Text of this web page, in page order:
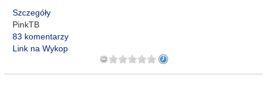
Szczegóły
PinkTB
83 komentarzy
Link na Wykop